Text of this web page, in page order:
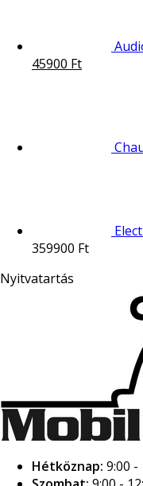
45900 Ft
359900 Ft
Nyitvatartás
Hétköznap: 9:00 -